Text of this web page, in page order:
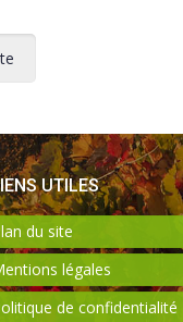
UTILES
du site
légales
de confidentialité